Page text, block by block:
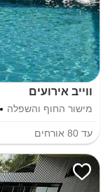
ווייב אירועים
מישור החוף והשפלה
עד 80 אורחים